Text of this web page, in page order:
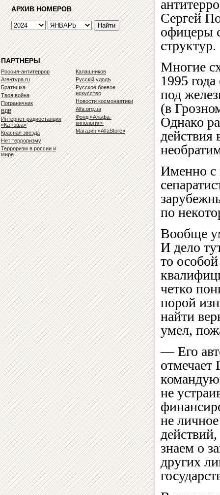
АРХИВ НОМЕРОВ
ПАРТНЕРЫ
Россия-антитеррор
Агентура.ru
Братишка
Твоя война
Пограничник
ВДВ
Интернет-радиостанция
«Катюша»
Красная звезда
Нет терроризму
Терроризм в россии и
мире
Калашников
Русскiй удодъ
Русское боевое
искусство
Новости космонавтики
Alfa.org.ua
Фонд «Альфа-
кинология»
Магазин «AlfaStore»
Сергей
офицеры
структур.
Многие
1995
под
(в
Однако
действия
Именно с
по
Вообще
И дело
то
четко
порой
найти
умел,
— Его
не
не
знаем о
других